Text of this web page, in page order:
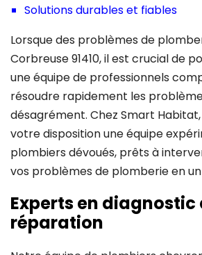
Solutions durables et fiables
Lorsque des problèmes de
Corbreuse 91410, il est crucial de
une équipe de professionnels
résoudre rapidement les
désagrément. Chez Smart
votre disposition une équipe
plombiers dévoués, prêts à
vos problèmes de plomberie en
Experts en diagnostic
réparation